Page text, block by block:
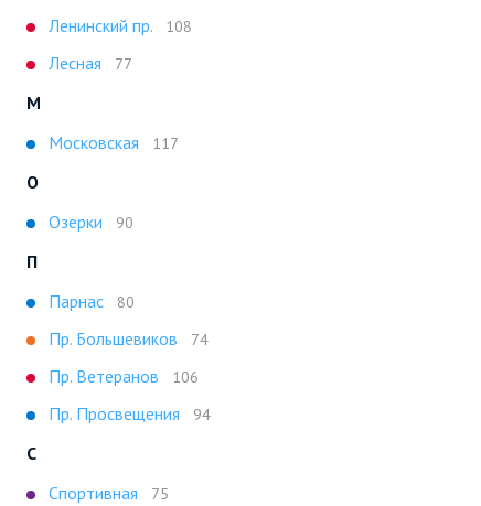
Ленинский пр. 108
Лесная 77
М
Московская
117
О
Озерки
90
П
Парнас
80
Пр. Большевиков 74
Пр. Ветеранов 106
Пр. Просвещения 94
С
Спортивная
75